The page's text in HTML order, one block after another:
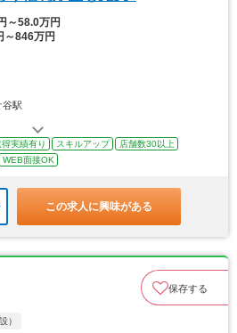
～58.0万円
～846万円
谷駅
実績有り スキルアップ
店舗数30以上
WEB面接OK
この求人に興味がある
保存する
）